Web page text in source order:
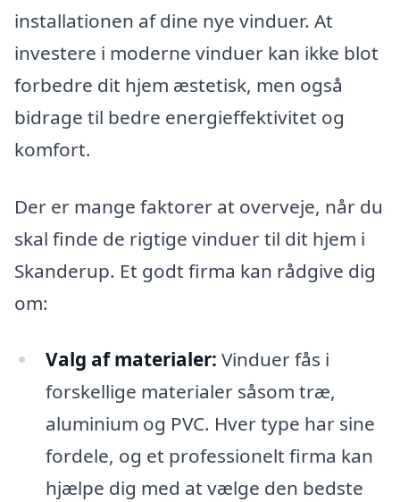
installationen af dine nye vinduer. At
investere i moderne vinduer kan ikke blot
forbedre dit hjem æstetisk, men også
bidrage til bedre energieffektivitet og
komfort.
Der er mange faktorer at overveje, når du
skal finde de rigtige vinduer til dit hjem i
Skanderup. Et godt firma kan rådgive dig
om:
Valg af materialer: Vinduer fås i
forskellige materialer såsom træ,
aluminium og PVC. Hver type har sine
fordele, og et professionelt firma kan
hjælpe dig med at vælge den bedste